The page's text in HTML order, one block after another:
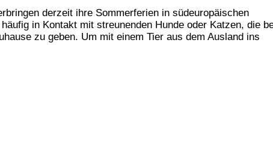
derzeit ihre Sommerferien in südeuropäischen
in Kontakt mit streunenden Hunde oder Katzen, die
zu geben. Um mit einem Tier aus dem Ausland ins